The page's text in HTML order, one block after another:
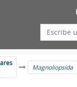
Magnoliopsida